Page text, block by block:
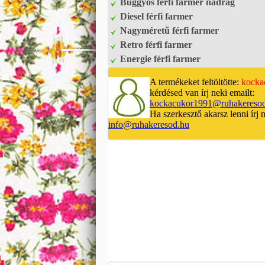
Buggyos férfi farmer nadrág
Diesel férfi farmer
Nagyméretű férfi farmer
Retro férfi farmer
Energie férfi farmer
A termékeket feltöltötte:
kérdésed van írj neki emailt:
Ha szerkesztő akarsz lenni írj
info@ruhakeresod.hu